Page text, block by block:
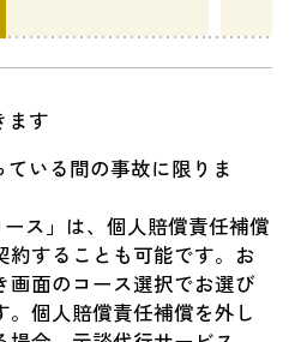
ます
いる間の事故に限りま
ス」は、個人賠償責任補償
約することも可能です。お
画面のコース選択でお選び
。個人賠償責任補償を外し